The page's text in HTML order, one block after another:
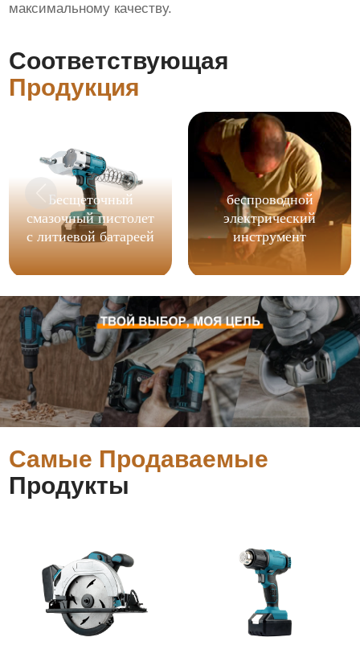
максимальному качеству.
Соответствующая
Продукция
Бесщеточный
смазочный пистолет
с литиевой батареей
беспроводной
электрический
инструмент
Самые Продаваемые
Продукты